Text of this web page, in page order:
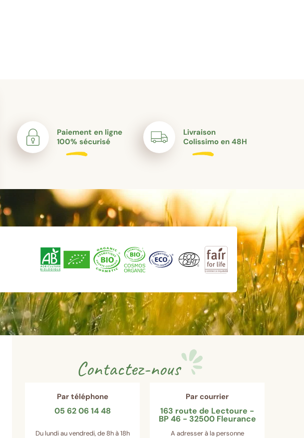
Paiement en ligne
100% sécurisé
Livraison
Colissimo en 48H
Contactez-nous
Par téléphone
05 62 06 14 48
Du lundi au vendredi, de 8h à 18h
Par courrier
163 route de Lectoure -
BP 46 - 32500 Fleurance
A adresser à la personne